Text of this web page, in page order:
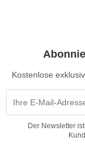
Kostenlose
Der Newsletter